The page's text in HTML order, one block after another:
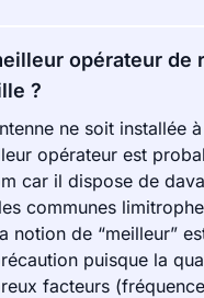
opérateur de
?
ne soit installée
opérateur est
car il dispose de
communes
notion de “meilleur”
puisque la
facteurs